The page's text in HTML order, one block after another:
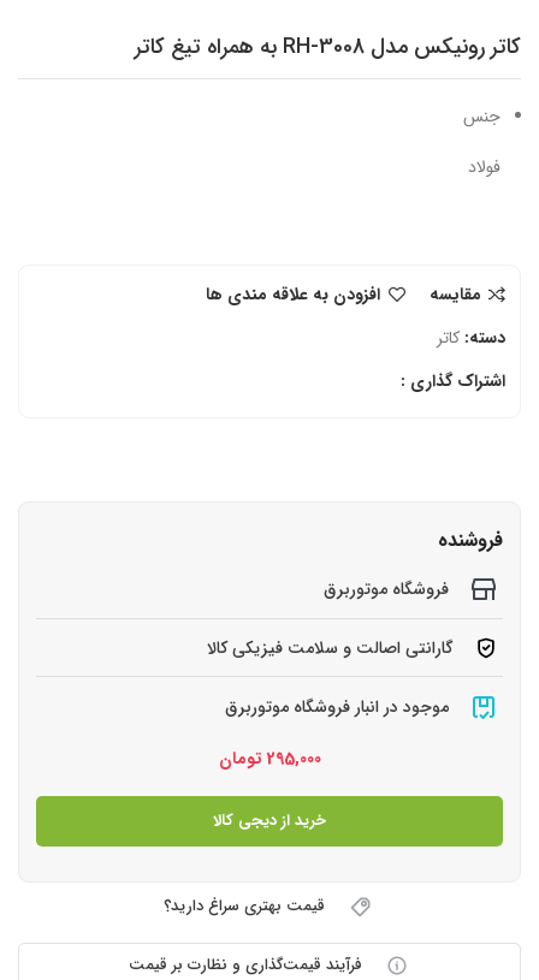
کاتر رونیکس مدل RH-3008 به همراه تیغ کاتر
جنس
فولاد
مقایسه
افزودن به علاقه مندی ها
دسته: کاتر
اشتراک گذاری :
فروشنده
فروشگاه موتوربرق
گارانتی اصالت و سلامت فیزیکی کالا
موجود در انبار فروشگاه موتوربرق
295,000 تومان
خرید از دیجی کالا
قیمت بهتری سراغ دارید؟
فرآیند قیمت‌گذاری و نظارت بر قیمت